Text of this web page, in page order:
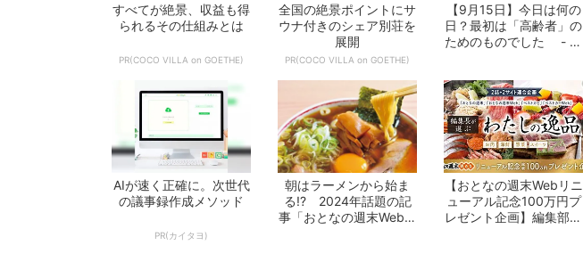
すべてが絶景、収益も得
られるその仕組みとは
PR(COCO VILLA on GOETHE)
全国の絶景ポイントにサ
ウナ付きのシェア別荘を
展開
PR(COCO VILLA on GOETHE)
【9月15日】今日は何の
日？最初は「高齢者」の
ためのものでした - お
AIが速く正確に。次世代
の議事録作成メソッド
PR(カイタヨ)
朝はラーメンから始ま
る!? 2024年話題の記
事「おとなの週末Web」
【おとなの週末Webリニ
ューアル記念100万円プ
レゼント企画】編集部が